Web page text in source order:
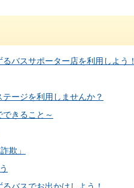
バスサポーター店を利用しよう！
ージを利用しませんか？
きること～
欺」
バスでお出かけしよう！